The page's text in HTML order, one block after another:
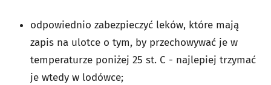
odpowiednio zabezpieczyć leków, które mają
zapis na ulotce o tym, by przechowywać je w
temperaturze poniżej 25 st. C - najlepiej trzymać
je wtedy w lodówce;